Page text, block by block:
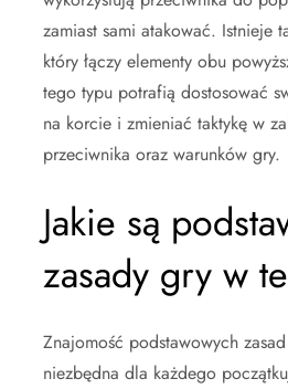
zamiast sami atakować. Istnieje
który łączy elementy obu
tego typu potrafią dostosować
na korcie i zmieniać taktykę w
przeciwnika oraz warunków gry.
Jakie są
zasady gry w
Znajomość podstawowych
niezbędna dla każdego